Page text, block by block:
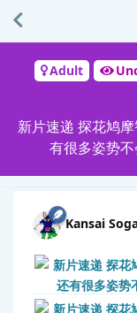
Adult
新片速递 探花鸠
有很多姿势
Kansai